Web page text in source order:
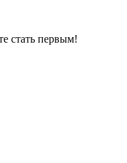
стать первым!